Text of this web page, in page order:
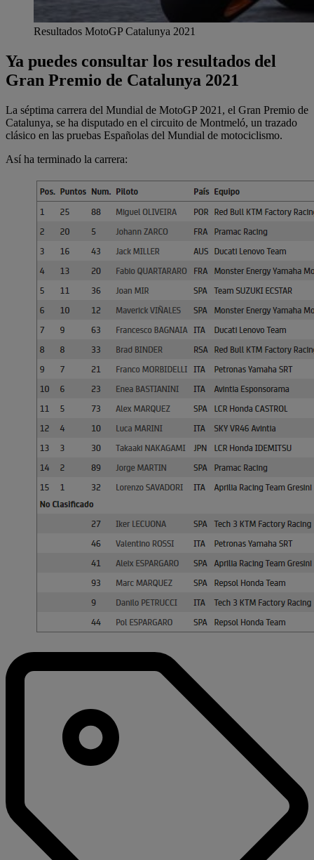
Resultados MotoGP Catalunya 2021
Ya puedes consultar los resultados del
Gran Premio de Catalunya 2021
La séptima carrera del Mundial de MotoGP 2021, el Gran Premio de
Catalunya, se ha disputado en el circuito de Montmeló, un trazado
clásico en las pruebas Españolas del Mundial de motociclismo.
Así ha terminado la carrera: